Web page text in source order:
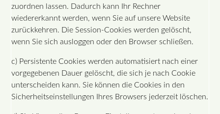
zuordnen lassen. Dadurch kann Ihr Rechner
wiedererkannt werden, wenn Sie auf unsere Website
zurückkehren. Die Session-Cookies werden gelöscht,
wenn Sie sich ausloggen oder den Browser schließen.
c) Persistente Cookies werden automatisiert nach einer
vorgegebenen Dauer gelöscht, die sich je nach Cookie
unterscheiden kann. Sie können die Cookies in den
Sicherheitseinstellungen Ihres Browsers jederzeit löschen.